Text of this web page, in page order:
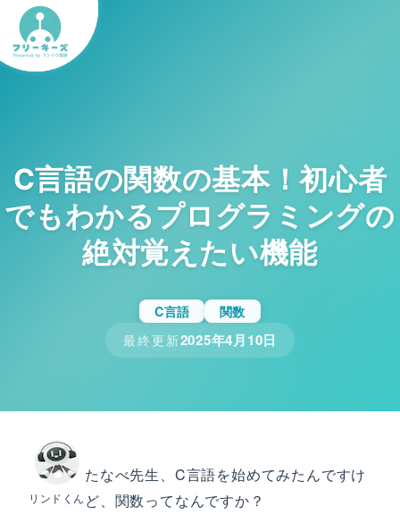
C言語の関数の基本！初心者
でもわかるプログラミングの
絶対覚えたい機能
C言語
関数
最終更新2025年4月10日
リンドくん
たなべ先生、C言語を始めてみたんですけ
ど、関数ってなんですか？